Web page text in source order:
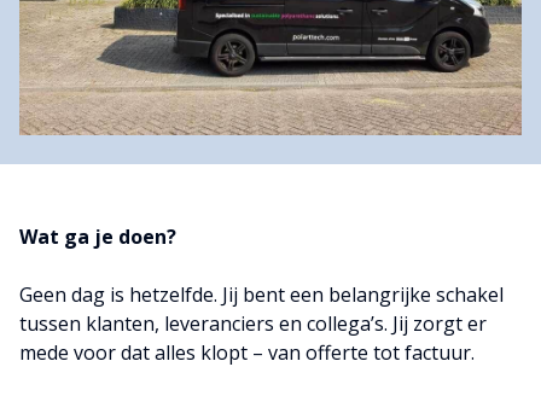
Wat ga je doen?
Geen dag is hetzelfde. Jij bent een belangrijke schakel
tussen klanten, leveranciers en collega’s. Jij zorgt er
mede voor dat alles klopt – van offerte tot factuur.